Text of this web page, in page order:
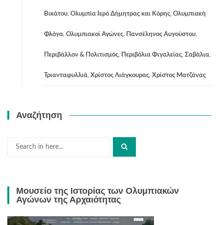
Βικάτου, Ολυμπία Ιερό Δήμητρας και Κόρης, Ολυμπιακή
Φλόγα, Ολυμπιακοί Αγώνες, Πανσέληνος Αυγούστου,
Περιβάλλον & Πολιτισμός, Περιβόλια Φιγαλείας, Σαβάλια,
Τριανταφυλλιά, Χρίστος Λιάγκουρας, Χρίστος Ματζάνας
Αναζήτηση
Search
Μουσείο της Ιστορίας των Ολυμπιακών
Αγώνων της Αρχαιότητας